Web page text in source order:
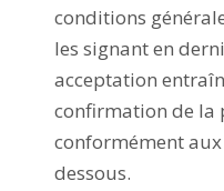
conditions
les signant en
acceptation
confirmation de la
conformément
dessous.